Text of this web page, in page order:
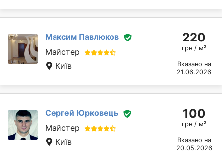
Максим Павлюков
Майстер
Київ
220
грн / м²
Вказано на
21.06.2026
Сергей Юрковець
Майстер
Київ
100
грн / м²
Вказано на
20.05.2026